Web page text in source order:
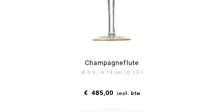
Champagneflute
Ø 5.9 , H 19 cm | 0.13 l
€ 485,00 incl. btw